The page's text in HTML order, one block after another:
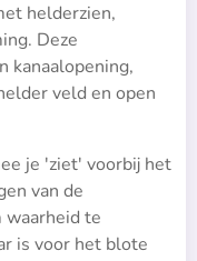
helderzien,
Deze
kanaalopening,
veld en open
je 'ziet' voorbij het
van de
waarheid te
is voor het blote